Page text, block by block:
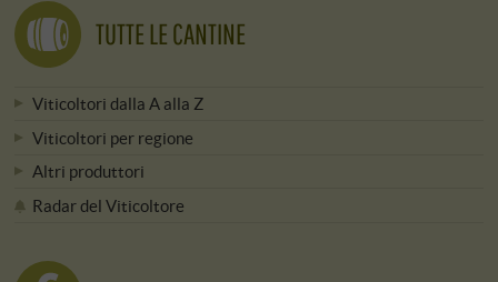
TUTTE LE CANTINE
Viticoltori dalla A alla Z
Viticoltori per regione
Altri produttori
Radar del Viticoltore